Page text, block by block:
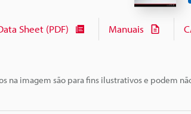
na imagem são para fins ilustrativos e podem
Sheet (PDF) Manuais